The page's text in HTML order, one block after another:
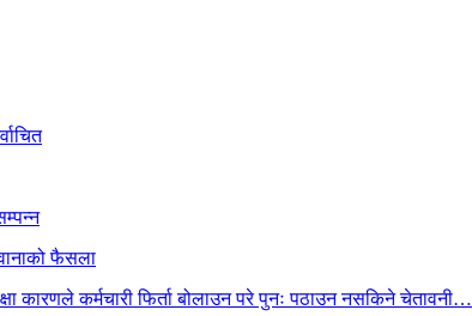
फैसला
कारणले कर्मचारी फिर्ता बोलाउन परे पुनः पठाउन नसकिने चेतावनी…